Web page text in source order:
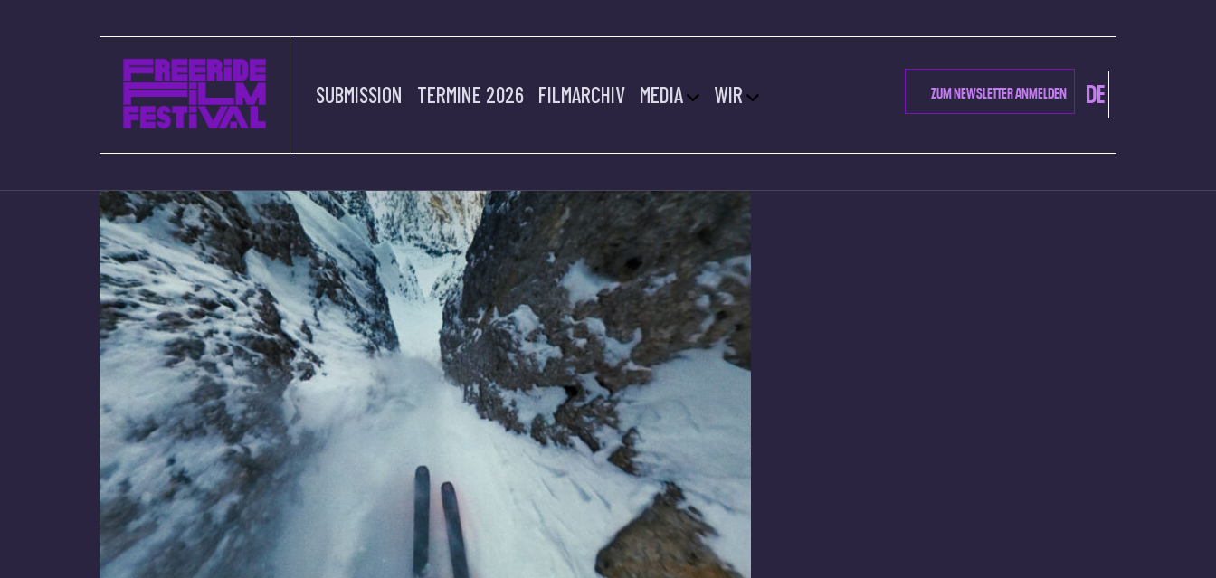
SUBMISSION TERMINE 2026 FILMARCHIV MEDIA WIR ZUM NEWSLETTER ANMELDEN DE
INTERVIEW